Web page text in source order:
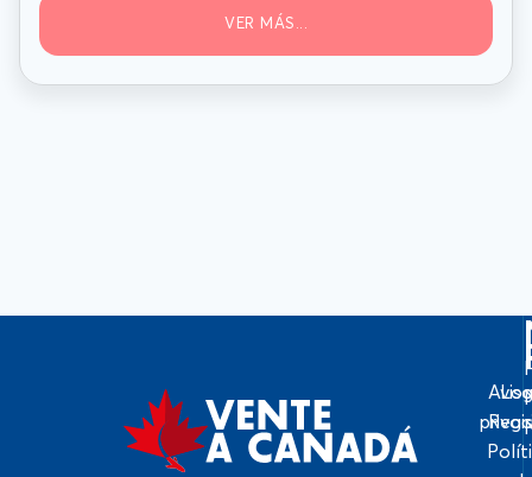
VER MÁS...